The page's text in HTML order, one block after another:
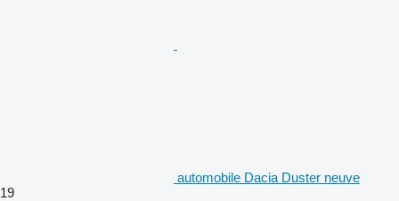
automobile Dacia Duster neuve
19